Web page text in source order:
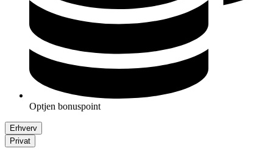
Optjen bonuspoint
Erhverv
Privat